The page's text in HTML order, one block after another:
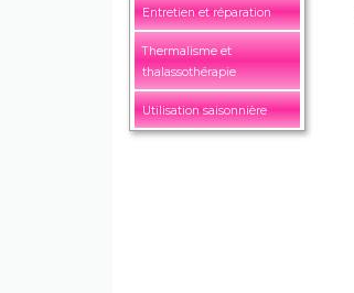
Entretien et réparation
Thermalisme et
thalassothérapie
Utilisation saisonnière